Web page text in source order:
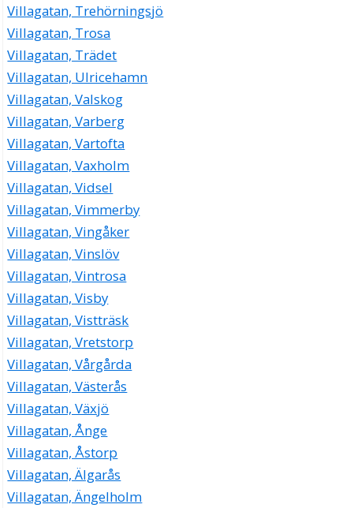
Villagatan, Trehörningsjö
Villagatan, Trosa
Villagatan, Trädet
Villagatan, Ulricehamn
Villagatan, Valskog
Villagatan, Varberg
Villagatan, Vartofta
Villagatan, Vaxholm
Villagatan, Vidsel
Villagatan, Vimmerby
Villagatan, Vingåker
Villagatan, Vinslöv
Villagatan, Vintrosa
Villagatan, Visby
Villagatan, Vistträsk
Villagatan, Vretstorp
Villagatan, Vårgårda
Villagatan, Västerås
Villagatan, Växjö
Villagatan, Ånge
Villagatan, Åstorp
Villagatan, Älgarås
Villagatan, Ängelholm